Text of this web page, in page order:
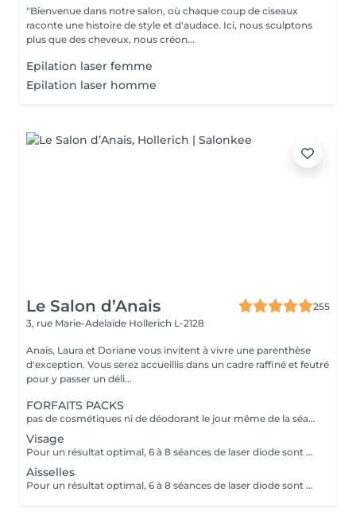
"Bienvenue dans notre salon, où chaque coup de ciseaux
raconte une histoire de style et d'audace. Ici, nous sculptons
plus que des cheveux, nous créon...
Epilation laser femme
Epilation laser homme
Le Salon d’Anais
255
3, rue Marie-Adelaïde Hollerich L-2128
Anais, Laura et Doriane vous invitent à vivre une parenthèse
d'exception. Vous serez accueillis dans un cadre raffiné et feutré
pour y passer un déli...
FORFAITS PACKS
pas de cosmétiques ni de déodorant le jour même de la séance !
Visage
Pour un résultat optimal, 6 à 8 séances de laser diode sont généralement recommandées. En cas de pilosité plus dense, quelques séances supplémentaires peuvent être nécessaires. Recommandations avant chaque séance : - Raser la zone concernée 24h à 48h avant le rendez-vous - Ne pas utiliser de cire, d'épilateur électrique ou de pince à épiler durant les 6 semaines précédant le début du traitement (le rasoir ou les ciseaux restent autorisés) En fin de traitement, 5 à 10 % des poils peuvent subsister. Ceux-ci seront éliminés lors des séances d'entretien, à raison de 1 à 2 fois par an. Le laser traite tous les types de peau, de la plus claire à la plus foncée, ainsi que la majorité des types de poils, à l'exception des poils blancs, qui ne contiennent pas de mélanine.
Aisselles
Pour un résultat optimal, 6 à 8 séances de laser diode sont généralement recommandées. En cas de pilosité plus dense, quelques séances supplémentaires peuvent être nécessaires. Recommandations avant chaque séance : Pas de cosmétiques ni de déodorant le jour même de la séance ! - Raser la zone concernée 24h à 48h avant le rendez-vous - Ne pas utiliser de cire, d'épilateur électrique ou de pince à épiler durant les 6 semaines précédant le début du traitement (le rasoir ou les ciseaux restent autorisés) En fin de traitement, 5 à 10 % des poils peuvent subsister. Ceux-ci seront éliminés lors des séances d'entretien, à raison de 1 à 2 fois par an. Le laser traite tous les types de peau, de la plus claire à la plus foncée, ainsi que la majorité des types de poils, à l'exception des poils blancs, qui ne contiennent pas de mélanine.